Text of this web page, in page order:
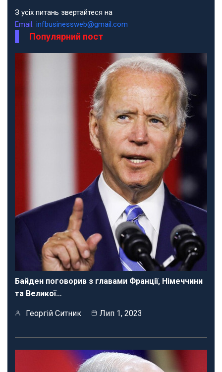
З усіх питань звертайтеся на
Email: infbusinessweb@gmail.com
Популярний пост
Байден поговорив з главами Франції, Німеччини
та Великої…
Георгій Ситник Лип 1, 2023